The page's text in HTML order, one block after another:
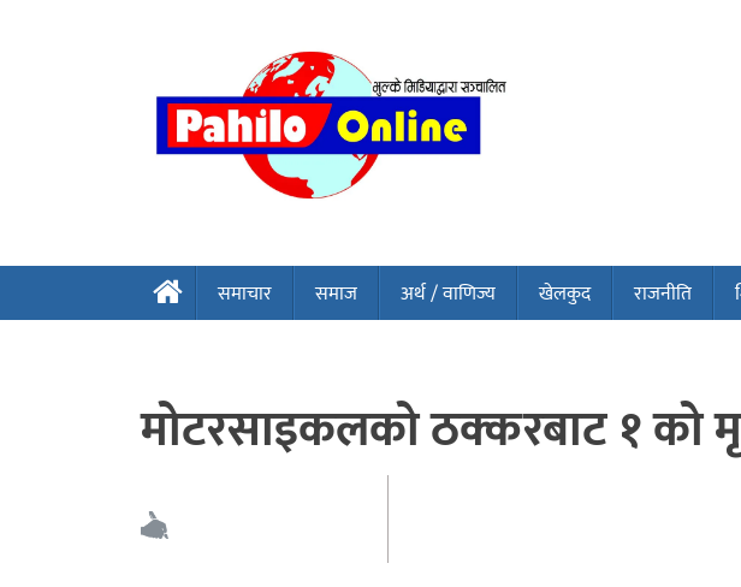
समाचार समाज अर्थ / वाणिज्य खेलकुद राजनीति
मोटरसाइकलको ठक्करबाट १ को